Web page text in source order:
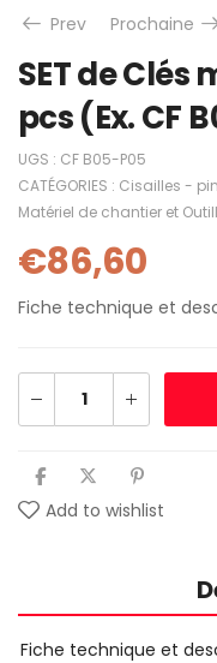
Prev
Prochaine
SET de
pcs (Ex. CF
UGS : CF B05-P05
CATÉGORIES : Cisailles -
Matériel de chantier et
€86,60
Fiche technique et
Add to wishlist
Fiche technique et